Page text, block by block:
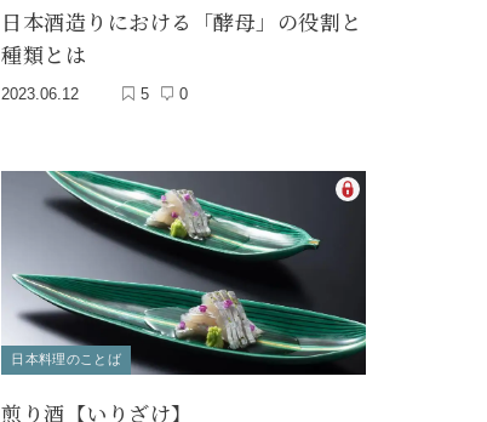
日本酒造りにおける「酵母」の役割と
種類とは
2023.06.12 5 0
日本料理のことば
煎り酒【いりざけ】